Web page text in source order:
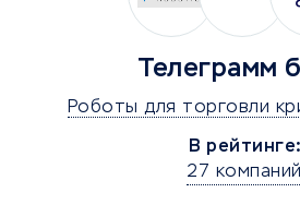
Телеграмм
Роботы для торговли
В рейтинге:
27 компаний